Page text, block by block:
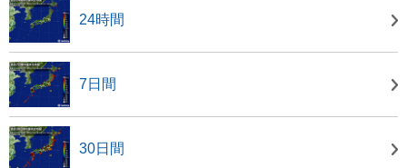
24時間
7日間
30日間